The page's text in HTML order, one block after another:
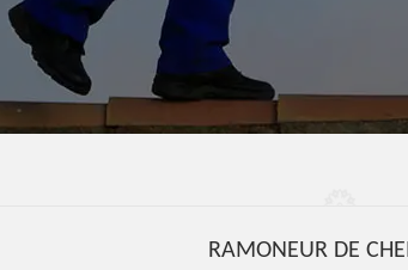
RAMONEUR DE